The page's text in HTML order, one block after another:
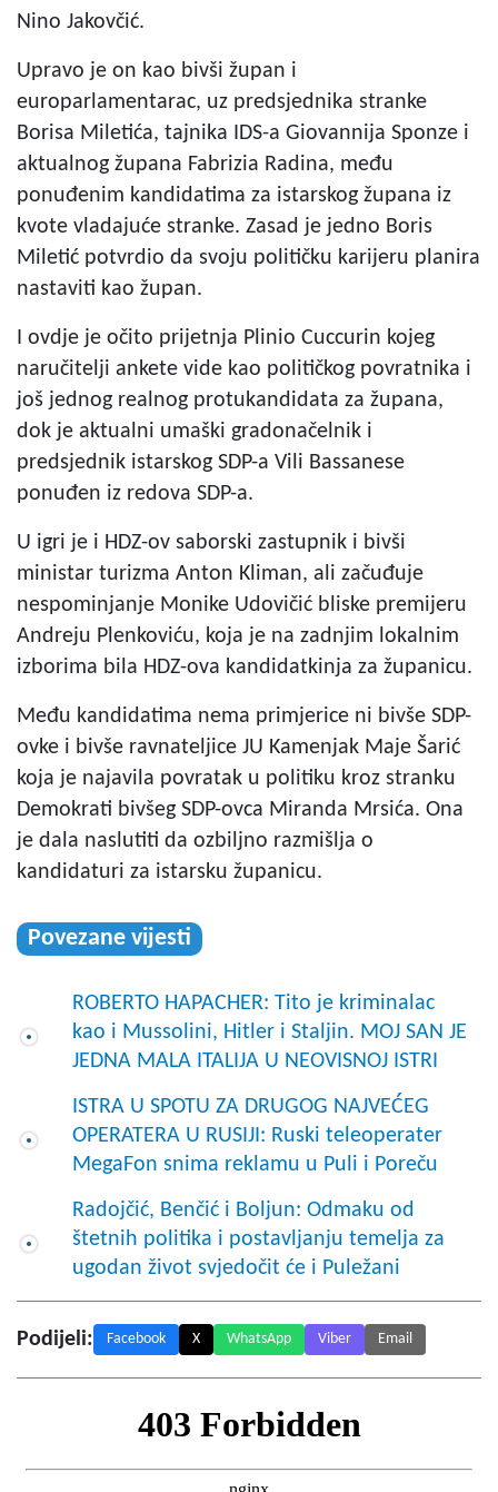
Nino Jakovčić.
Upravo je on kao bivši župan i
europarlamentarac, uz predsjednika stranke
Borisa Miletića, tajnika IDS-a Giovannija Sponze i
aktualnog župana Fabrizia Radina, među
ponuđenim kandidatima za istarskog župana iz
kvote vladajuće stranke. Zasad je jedno Boris
Miletić potvrdio da svoju političku karijeru planira
nastaviti kao župan.
I ovdje je očito prijetnja Plinio Cuccurin kojeg
naručitelji ankete vide kao političkog povratnika i
još jednog realnog protukandidata za župana,
dok je aktualni umaški gradonačelnik i
predsjednik istarskog SDP-a Vili Bassanese
ponuđen iz redova SDP-a.
U igri je i HDZ-ov saborski zastupnik i bivši
ministar turizma Anton Kliman, ali začuđuje
nespominjanje Monike Udovičić bliske premijeru
Andreju Plenkoviću, koja je na zadnjim lokalnim
izborima bila HDZ-ova kandidatkinja za županicu.
Među kandidatima nema primjerice ni bivše SDP-
ovke i bivše ravnateljice JU Kamenjak Maje Šarić
koja je najavila povratak u politiku kroz stranku
Demokrati bivšeg SDP-ovca Miranda Mrsića. Ona
je dala naslutiti da ozbiljno razmišlja o
kandidaturi za istarsku županicu.
Povezane vijesti
ROBERTO HAPACHER: Tito je kriminalac
kao i Mussolini, Hitler i Staljin. MOJ SAN JE
JEDNA MALA ITALIJA U NEOVISNOJ ISTRI
ISTRA U SPOTU ZA DRUGOG NAJVEĆEG
OPERATERA U RUSIJI: Ruski teleoperater
MegaFon snima reklamu u Puli i Poreču
Radojčić, Benčić i Boljun: Odmaku od
štetnih politika i postavljanju temelja za
ugodan život svjedočit će i Puležani
Podijeli: Facebook X WhatsApp Viber Email